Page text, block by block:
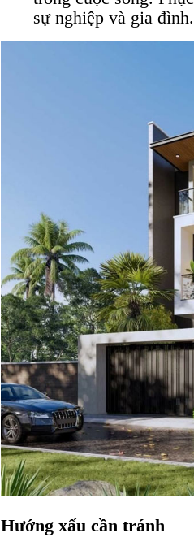
sự nghiệp và gia đình.
Hướng xấu cần tránh